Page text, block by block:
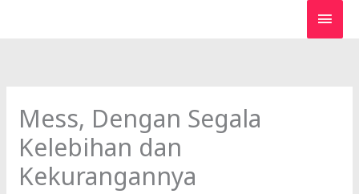
Mess, Dengan Segala
Kelebihan dan
Kekurangannya